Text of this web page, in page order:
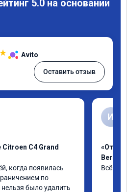
5.0 на основании
★ Avito
Оставить отзыв
C4 Grand
когда появилась
по
было удалить
И
Всё